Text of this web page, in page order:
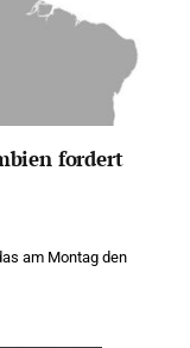
fordert
am Montag den